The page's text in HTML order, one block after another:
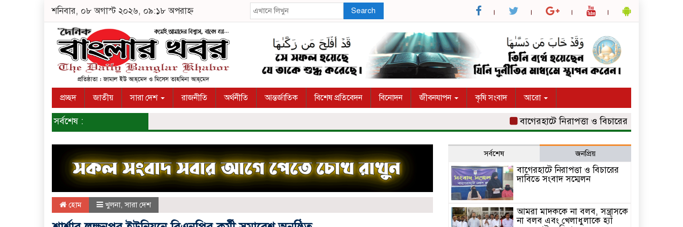
শনিবার, ০৮ অগাস্ট ২০২৬, ০৯:১৮ অপরাহ্ন Search
প্রচ্ছদ জাতীয় সারা দেশ রাজনীতি অর্থনীতি আন্তর্জাতিক বিশেষ প্রতিবেদন বিনোদন জীবনযাপন কৃষি সংবাদ আরো
সর্বশেষ : বাগেরহাটে নিরাপত্তা ও বিচারের দাবিতে সংবাদ
হোম খুলনা,সারা দেশ
সর্বশেষ জনপ্রিয়
বাগেরহাটে নিরাপত্তা ও বিচারের
দাবিতে সংবাদ সম্মেলন
আমরা মাদককে না বলব, সন্ত্রাসকে
না বলব এবং খেলাধুলাকে হ্যাঁ